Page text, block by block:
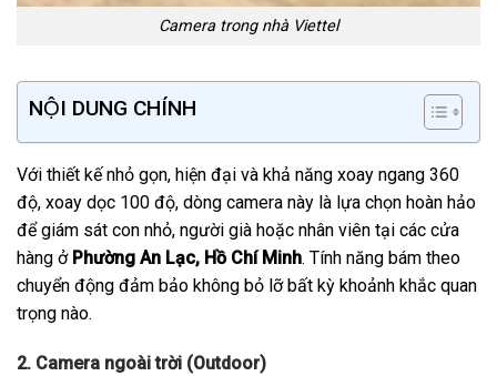
Camera trong nhà Viettel
NỘI DUNG CHÍNH
Với thiết kế nhỏ gọn, hiện đại và khả năng xoay ngang 360
độ, xoay dọc 100 độ, dòng camera này là lựa chọn hoàn hảo
để giám sát con nhỏ, người già hoặc nhân viên tại các cửa
hàng ở Phường An Lạc, Hồ Chí Minh. Tính năng bám theo
chuyển động đảm bảo không bỏ lỡ bất kỳ khoảnh khắc quan
trọng nào.
2. Camera ngoài trời (Outdoor)